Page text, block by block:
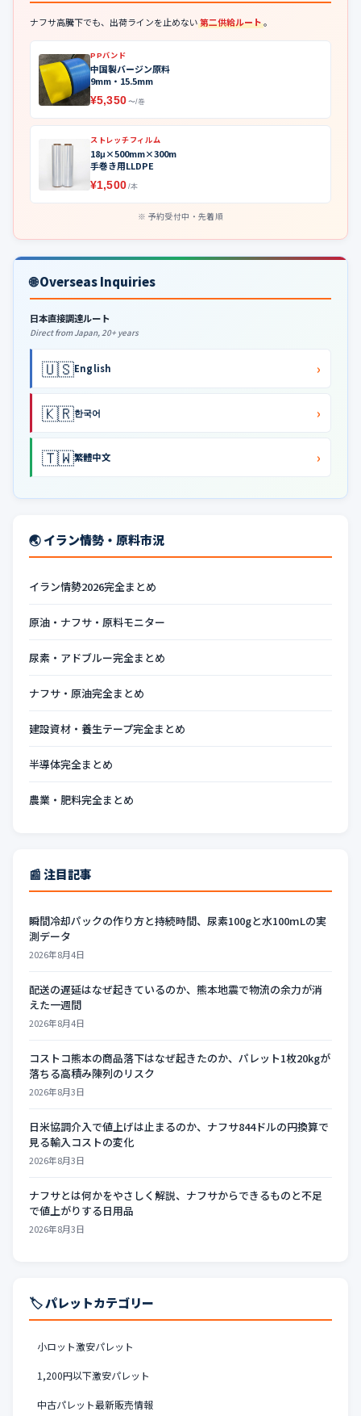
ナフサ高騰下でも、出荷ラインを止めない第二供給ルート。
PPバンド
中国製バージン原料
9mm・15.5mm
¥5,350 〜/巻
ストレッチフィルム
18μ×500mm×300m
手巻き用LLDPE
¥1,500 /本
予約受付中・先着順
🌐 Overseas Inquiries
日本直接調達ルート
Direct from Japan, 20+ years
🇺🇸English ›
🇰🇷한국어 ›
🇹🇼繁體中文 ›
🌏 イラン情勢・原料市況
イラン情勢2026完全まとめ
原油・ナフサ・原料モニター
尿素・アドブルー完全まとめ
ナフサ・原油完全まとめ
建設資材・養生テープ完全まとめ
半導体完全まとめ
農業・肥料完全まとめ
📰 注目記事
瞬間冷却パックの作り方と持続時間、尿素100gと水100mLの実
測データ
2026年8月4日
配送の遅延はなぜ起きているのか、熊本地震で物流の余力が消
えた一週間
2026年8月4日
コストコ熊本の商品落下はなぜ起きたのか、パレット1枚20kgが
落ちる高積み陳列のリスク
2026年8月3日
日米協調介入で値上げは止まるのか、ナフサ844ドルの円換算で
見る輸入コストの変化
2026年8月3日
ナフサとは何かをやさしく解説、ナフサからできるものと不足
で値上がりする日用品
2026年8月3日
🏷️ パレットカテゴリー
小ロット激安パレット
1,200円以下激安パレット
中古パレット最新販売情報